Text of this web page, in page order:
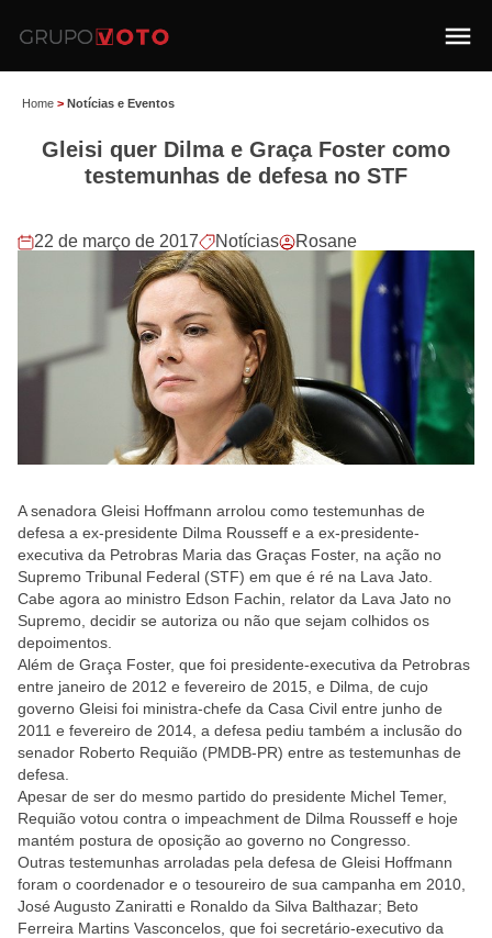
Home > Notícias e Eventos
Gleisi quer Dilma e Graça Foster como
testemunhas de defesa no STF
22 de março de 2017 Notícias Rosane
A senadora Gleisi Hoffmann arrolou como testemunhas de
defesa a ex-presidente Dilma Rousseff e a ex-presidente-
executiva da Petrobras Maria das Graças Foster, na ação no
Supremo Tribunal Federal (STF) em que é ré na Lava Jato.
Cabe agora ao ministro Edson Fachin, relator da Lava Jato no
Supremo, decidir se autoriza ou não que sejam colhidos os
depoimentos.
Além de Graça Foster, que foi presidente-executiva da Petrobras
entre janeiro de 2012 e fevereiro de 2015, e Dilma, de cujo
governo Gleisi foi ministra-chefe da Casa Civil entre junho de
2011 e fevereiro de 2014, a defesa pediu também a inclusão do
senador Roberto Requião (PMDB-PR) entre as testemunhas de
defesa.
Apesar de ser do mesmo partido do presidente Michel Temer,
Requião votou contra o impeachment de Dilma Rousseff e hoje
mantém postura de oposição ao governo no Congresso.
Outras testemunhas arroladas pela defesa de Gleisi Hoffmann
foram o coordenador e o tesoureiro de sua campanha em 2010,
José Augusto Zaniratti e Ronaldo da Silva Balthazar; Beto
Ferreira Martins Vasconcelos, que foi secretário-executivo da